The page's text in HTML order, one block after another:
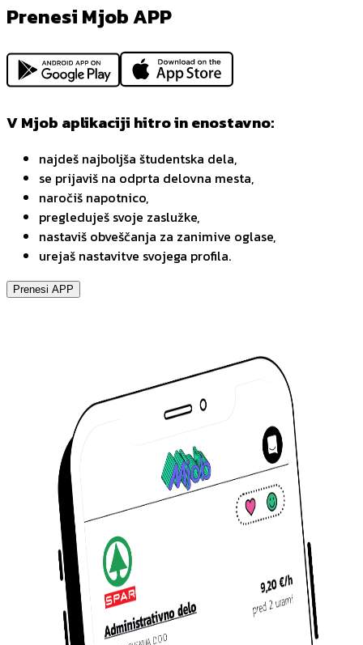
Prenesi Mjob APP
V Mjob aplikaciji hitro in enostavno:
najdeš najboljša študentska dela,
se prijaviš na odprta delovna mesta,
naročiš napotnico,
pregleduješ svoje zaslužke,
nastaviš obveščanja za zanimive oglase,
urejaš nastavitve svojega profila.
Prenesi APP